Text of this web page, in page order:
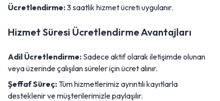
Ücretlendirme:3 saatlik hizmet ücreti uygulanır.
Hizmet Süresi Ücretlendirme Avantajları
Adil Ücretlendirme: Sadece aktif olarak iletişimde olunan
veya üzerinde çalışılan süreler için ücret alınır.
Şeffaf Süreç: Tüm hizmetlerimiz ayrıntılı kayıtlarla
desteklenir ve müşterilerimizle paylaşılır.